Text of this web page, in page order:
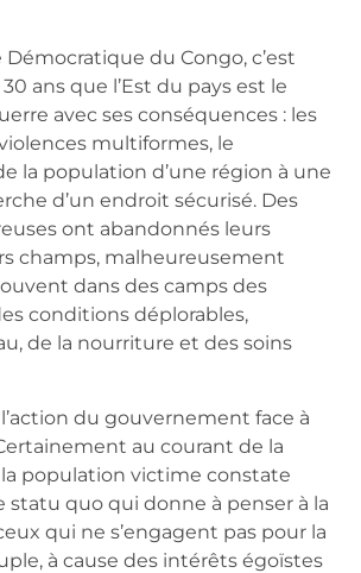
du Congo, c’est
ans que l’Est du pays est le
avec ses conséquences : les
multiformes, le
la population d’une région à une
d’un endroit sécurisé. Des
ont abandonnés leurs
champs, malheureusement
dans des camps des
conditions déplorables,
de la nourriture et des soins
du gouvernement face à
au courant de la
population victime constate
statu quo qui donne à penser à la
qui ne s’engagent pas pour la
à cause des intérêts égoïstes